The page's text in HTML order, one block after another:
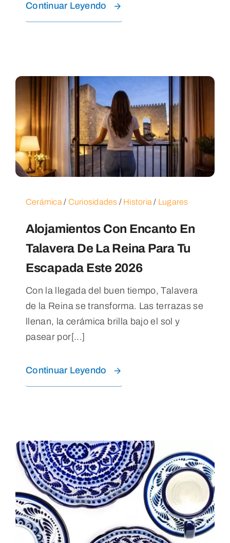
Continuar Leyendo
Cerámica / Curiosidades / Historia / Lugares
Alojamientos Con Encanto En
Talavera De La Reina Para Tu
Escapada Este 2026
Con la llegada del buen tiempo, Talavera
de la Reina se transforma. Las terrazas se
llenan, la cerámica brilla bajo el sol y
pasear por[...]
Continuar Leyendo